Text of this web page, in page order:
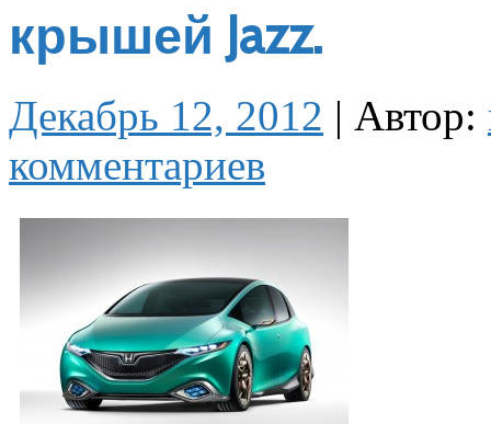
крышей Jazz.
Декабрь 12, 2012 | Автор:
комментариев